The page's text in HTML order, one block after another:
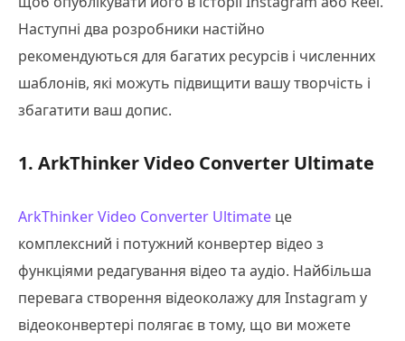
Наступні два розробники настійно
рекомендуються для багатих ресурсів і численних
шаблонів, які можуть підвищити вашу творчість і
збагатити ваш допис.
1. ArkThinker Video Converter Ultimate
ArkThinker Video Converter Ultimate це
комплексний і потужний конвертер відео з
функціями редагування відео та аудіо. Найбільша
перевага створення відеоколажу для Instagram у
відеоконвертері полягає в тому, що ви можете